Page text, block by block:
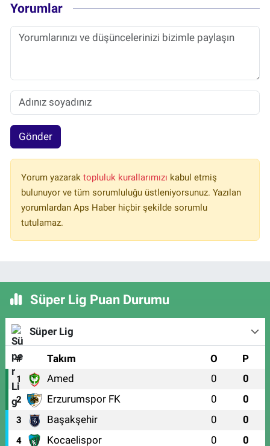
Yorumlar
Gönder
Yorum yazarak topluluk kurallarımızı kabul etmiş
bulunuyor ve tüm sorumluluğu üstleniyorsunuz. Yazılan
yorumlardan Aps Haber hiçbir şekilde sorumlu
tutulamaz.
Süper Lig Puan Durumu
Süper Lig
# Takım O P
1 Amed 0 0
2 Erzurumspor FK 0 0
3 Başakşehir 0 0
4 Kocaelispor 0 0